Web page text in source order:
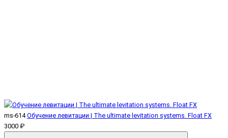
ms-614 Обучение левитации | The ultimate levitation systems. Float FX
3000 ₽